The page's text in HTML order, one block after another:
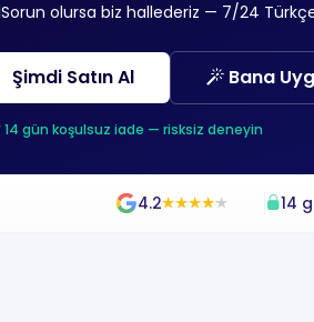
Sorun olursa biz hallederiz — 7/24
Şimdi Satın Al Bana
14 gün koşulsuz iade — risksiz deneyin
4.2★
★★
★★
★★
★★
★ 14